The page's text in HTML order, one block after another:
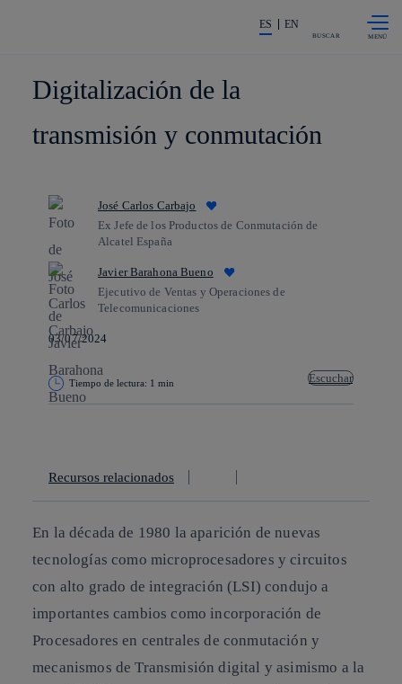
La acción en accionistas e
ES EN
BUSCAR
Digitalización de la
transmisión y conmutación
José Carlos Carbajo
Ex Jefe de los Productos de Conmutación de
Alcatel España
Javier Barahona Bueno
Ejecutivo de Ventas y Operaciones de
Telecomunicaciones
03/07/2024
Tiempo de lectura: 1 min Escuchar
Recursos relacionados
En la década de 1980 la aparición de nuevas
tecnologías como microprocesadores y circuitos
con alto grado de integración (LSI) condujo a
importantes cambios como incorporación de
Procesadores en centrales de conmutación y
mecanismos de Transmisión digital y asimismo a la